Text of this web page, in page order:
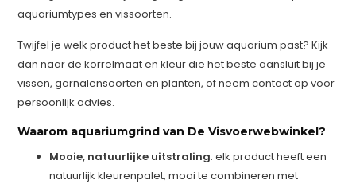
aquariumtypes en vissoorten.
Twijfel je welk product het beste bij jouw aquarium past? Kijk
dan naar de korrelmaat en kleur die het beste aansluit bij je
vissen, garnalensoorten en planten, of neem contact op voor
persoonlijk advies.
Waarom aquariumgrind van De Visvoerwebwinkel?
Mooie, natuurlijke uitstraling: elk product heeft een
natuurlijk kleurenpalet, mooi te combineren met